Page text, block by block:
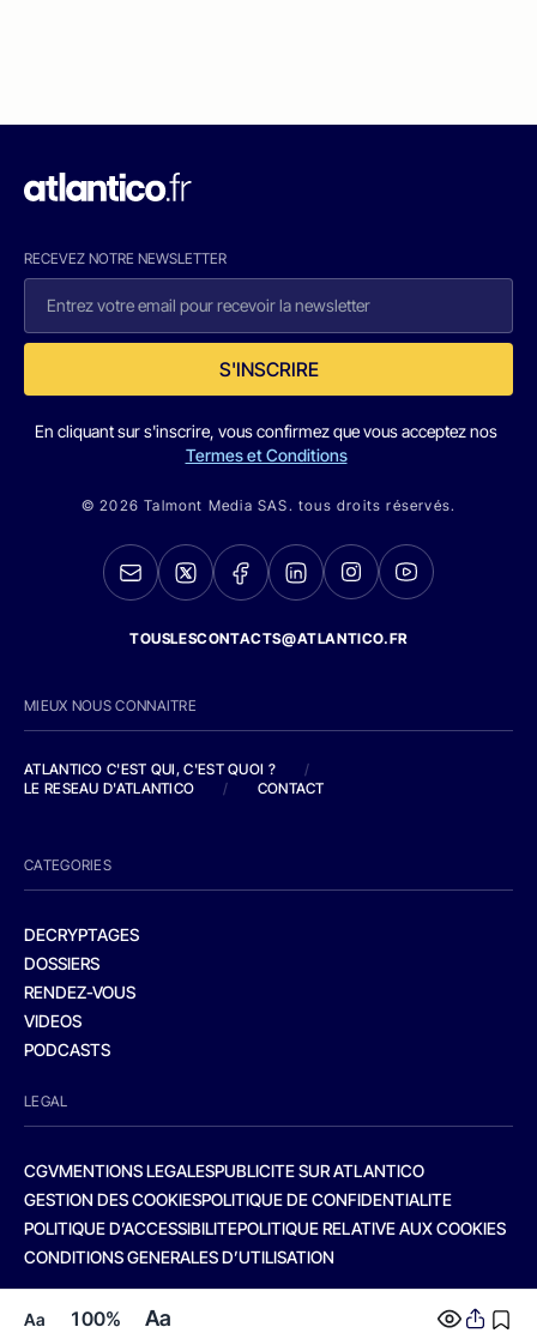
Aa 100% Aa
RECEVEZ NOTRE NEWSLETTER
S'INSCRIRE
En cliquant sur s'inscrire, vous confirmez que vous acceptez nos
Termes et Conditions
© 2026 Talmont Media SAS. tous droits réservés.
TOUSLESCONTACTS@ATLANTICO.FR
MIEUX NOUS CONNAITRE
ATLANTICO C'EST QUI, C'EST QUOI ?
/
LE RESEAU D'ATLANTICO
/ CONTACT
CATEGORIES
DECRYPTAGES
DOSSIERS
RENDEZ-VOUS
VIDEOS
PODCASTS
LEGAL
CGVMENTIONS LEGALESPUBLICITE SUR ATLANTICO
GESTION DES COOKIESPOLITIQUE DE CONFIDENTIALITE
POLITIQUE D’ACCESSIBILITEPOLITIQUE RELATIVE AUX COOKIES
CONDITIONS GENERALES D’UTILISATION